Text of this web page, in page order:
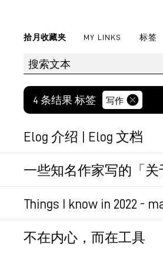
拾月收藏夹 MY LINKS 标签
4 条结果 标签 写作
Elog 介绍 | Elog 文档
将写作平台（如语雀、
一些知名作家写的「
合订本，这个整理很棒。
Things I know in 2022 -
挺好的年度总结。
年初，该有些努力方向，
不在内心，而在工具